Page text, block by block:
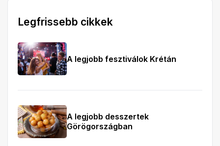
Legfrissebb cikkek
A legjobb fesztiválok Krétán
A legjobb desszertek
Görögországban